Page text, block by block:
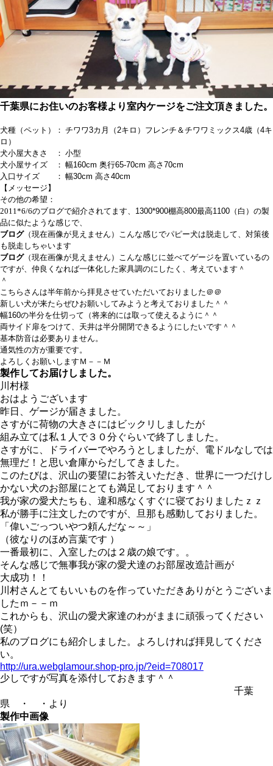
千葉県にお住いのお客様より室内ケージをご注文頂きました。
犬種（ペット）： チワワ3カ月（2キロ）フレンチ＆チワワミックス4歳（4キ
ロ）
犬小屋大きさ ： 小型
犬小屋サイズ ： 幅160cm 奥行65-70cm 高さ70cm
入口サイズ ： 幅30cm 高さ40cm
【メッセージ】
その他の希望：
2011*6/6のブログで紹介されてます、 1300*900棚高800最高1100 （白）の製
品に似たような感じで、
ブログ（現在画像が見えません） こんな感じでパピー犬は脱走して、対策後
も脱走しちゃいます
ブログ（現在画像が見えません）こんな感じに並べてゲージを置いているの
ですが、仲良くなれば一体化した家具調のにしたく、考えています＾
＾
こちらさんは半年前から拝見させていただいておりました＠＠
新しい犬が来たらぜひお願いしてみようと考えておりました＾＾
幅160の半分を仕切って（将来的には取って使えるように＾＾
両サイド扉をつけて、天井は半分開閉できるようにしたいです＾＾
基本防音は必要ありません。
通気性の方が重要です。
よろしくお願いしますＭ－－Ｍ
製作してお届けしました。
川村様
おはようございます
昨日、ゲージが届きました。
さすがに荷物の大きさにはビックリしましたが
組み立ては私１人で３０分ぐらいで終了しました。
さすがに、ドライバーでやろうとしましたが、電ドルなしでは
無理だ！と思い倉庫からだしてきました。
このたびは、沢山の要望にお答えいただき、世界に一つだけし
かない犬のお部屋にとても満足しております＾＾
我が家の愛犬たちも、違和感なくすぐに寝ておりましたｚｚ
私が勝手に注文したのですが、旦那も感動しておりました。
「偉いごっついやつ頼んだな～～」
（彼なりのほめ言葉です ）
一番最初に、入室したのは２歳の娘です。。
そんな感じで無事我が家の愛犬達のお部屋改造計画が
大成功！！
川村さんとてもいいものを作っていただきありがとうございま
したｍ－－ｍ
これからも、沢山の愛犬家達のわがままに頑張ってください
(笑）
私のブログにも紹介しました。よろしければ拝見してくださ
い。
http://ura.webglamour.shop-pro.jp/?eid=708017
少しですが写真を添付しておきます＾＾
千葉
県 ・ ・より
製作中画像